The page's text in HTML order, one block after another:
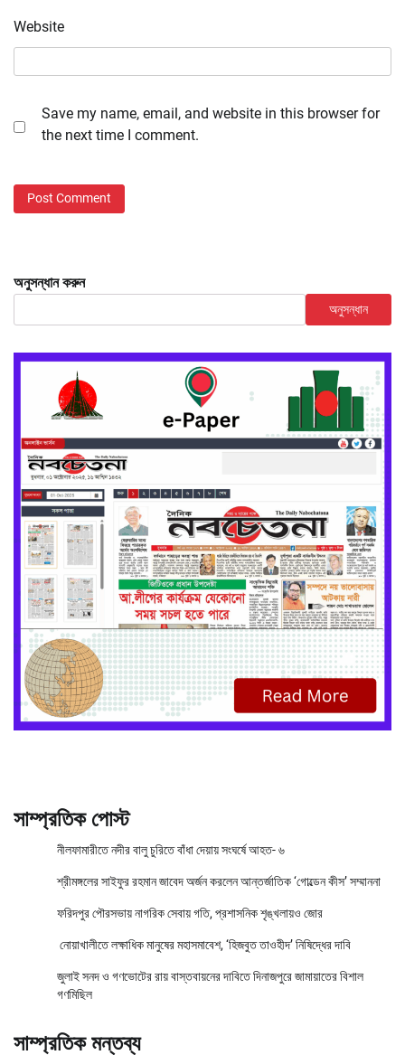
Website
Save my name, email, and website in this browser for
the next time I comment.
অনুসন্ধান করুন
অনুসন্ধান
সাম্প্রতিক পোস্ট
নীলফামারীতে নদীর বালু চুরিতে বাঁধা দেয়ায় সংঘর্ষে আহত- ৬
শ্রীমঙ্গলের সাইফুর রহমান জাবেদ অর্জন করলেন আন্তর্জাতিক ‘গোল্ডেন কীস’ সম্মাননা
ফরিদপুর পৌরসভায় নাগরিক সেবায় গতি, প্রশাসনিক শৃঙ্খলায়ও জোর
নোয়াখালীতে লক্ষাধিক মানুষের মহাসমাবেশ, ‘হিজবুত তাওহীদ’ নিষিদ্ধের দাবি
জুলাই সনদ ও গণভোটের রায় বাস্তবায়নের দাবিতে দিনাজপুরে জামায়াতের বিশাল
গণমিছিল
সাম্প্রতিক মন্তব্য